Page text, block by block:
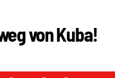
von Kuba!